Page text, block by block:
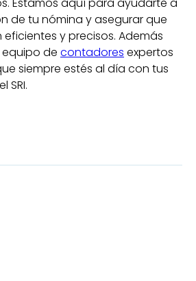
de tu nómina y asegurar que
y precisos. Además
de contadores expertos
siempre estés al día con tus
SRI.